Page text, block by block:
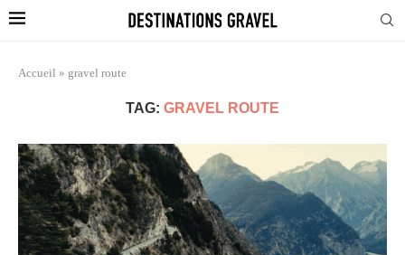
Accueil » gravel route
TAG: GRAVEL ROUTE